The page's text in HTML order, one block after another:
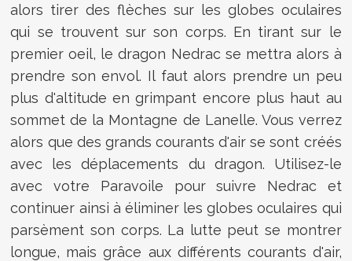
alors tirer des flèches sur les globes oculaires
qui se trouvent sur son corps. En tirant sur le
premier oeil, le dragon Nedrac se mettra alors à
prendre son envol. Il faut alors prendre un peu
plus d'altitude en grimpant encore plus haut au
sommet de la Montagne de Lanelle. Vous verrez
alors que des grands courants d'air se sont créés
avec les déplacements du dragon. Utilisez-le
avec votre Paravoile pour suivre Nedrac et
continuer ainsi à éliminer les globes oculaires qui
parsèment son corps. La lutte peut se montrer
longue, mais grâce aux différents courants d'air,